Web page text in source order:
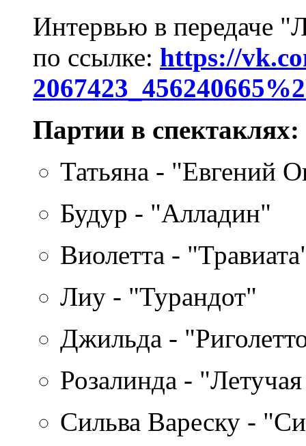
Интервью в передаче
по ссылке: https://
Партии в спектаклях:
Татьяна - "Евгений
Будур - "Алладин"
Виолетта -
Лиу - "Турандот"
Джильда -
Розалинда -
Сильва Вареску -